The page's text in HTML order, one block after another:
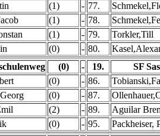
(1) - 77.
(1) - 78.
(1) - 79.
Torkler,Till
(0) - 80.
(0) - 19.
SF
(0) - 86.
(0) - 87.
(2) - 89.
Aguilar
(0) - 95.
Packheiser,